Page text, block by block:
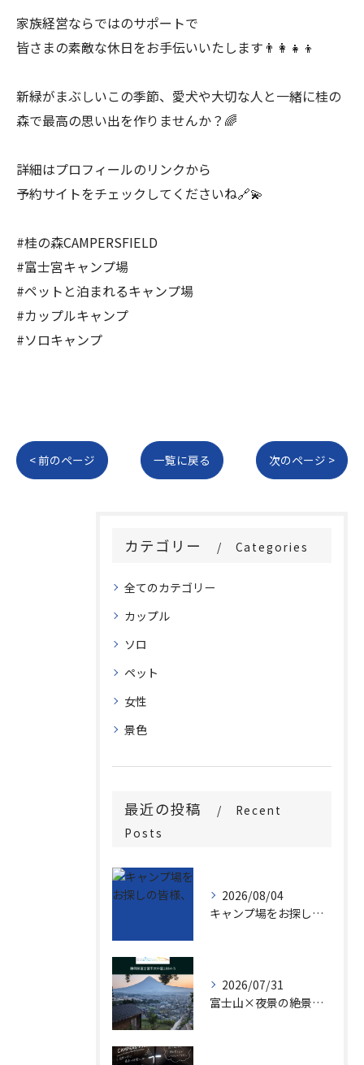
家族経営ならではのサポートで
皆さまの素敵な休日をお手伝いいたします👨‍👩‍👧‍👦
新緑がまぶしいこの季節、愛犬や大切な人と一緒に桂の
森で最高の思い出を作りませんか？🌈
詳細はプロフィールのリンクから
予約サイトをチェックしてくださいね🔗💫
#桂の森CAMPERSFIELD
#富士宮キャンプ場
#ペットと泊まれるキャンプ場
#カップルキャンプ
#ソロキャンプ
< 前のページ 一覧に戻る 次のページ >
カテゴリー Categories
全てのカテゴリー
カップル
ソロ
ペット
女性
景色
最近の投稿
Recent
Posts
2026/08/04
キャンプ場をお探しの皆様、
2026/07/31
富士山×夜景の絶景キャンプ場で、家族の思い出づくりしませんか...